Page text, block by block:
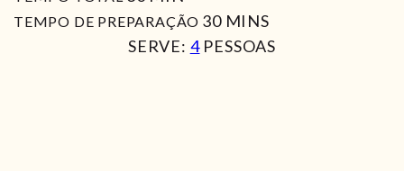
TEMPO DE PREPARAÇÃO 30MIN
MINS
SERVE: 4 PESSOAS